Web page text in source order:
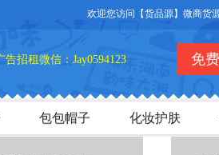
欢迎您访问【货品源】微商货源网站
告招租微信：Jay0594123 免
包包帽子 化妆护肤